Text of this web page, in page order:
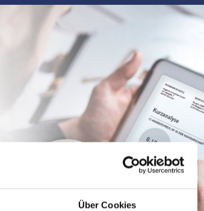
Über Cookies